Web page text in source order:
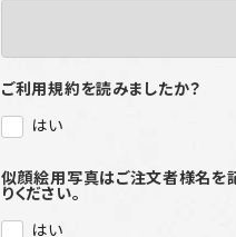
ご利用規約を読みましたか？
はい
似顔絵用写真はご注文者様名
りください。
はい